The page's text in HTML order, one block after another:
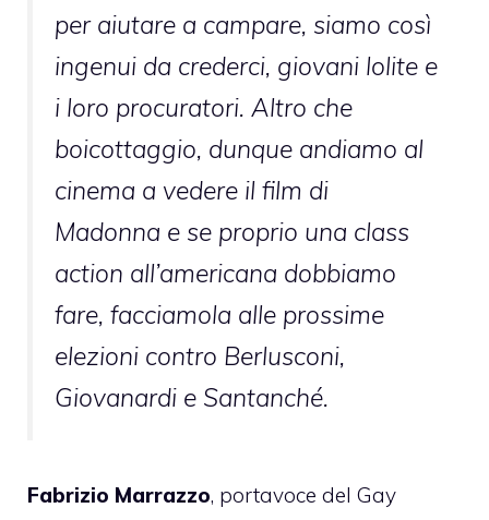
per aiutare a campare, siamo così
ingenui da crederci, giovani lolite e
i loro procuratori. Altro che
boicottaggio, dunque andiamo al
cinema a vedere il film di
Madonna e se proprio una class
action all’americana dobbiamo
fare, facciamola alle prossime
elezioni contro Berlusconi,
Giovanardi e Santanché.
Fabrizio Marrazzo, portavoce del Gay